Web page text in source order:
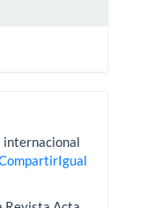
internacional